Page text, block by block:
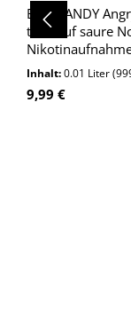
BAD CANDY
trifft auf saure
Jetzt entdecken!
Inhalt:0.01 Liter
Regulärer Preis:
9,99 €